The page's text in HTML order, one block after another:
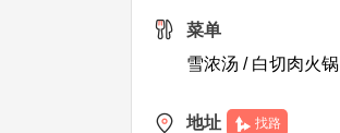
菜单
雪浓汤 / 白切肉火锅
地址 找路